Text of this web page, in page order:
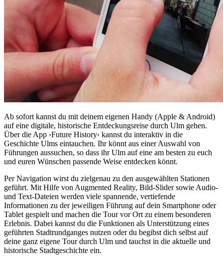
Ab sofort kannst du mit deinem eigenen Handy (Apple & Android)
auf eine digitale, historische Entdeckungsreise durch Ulm gehen.
Über die App ›Future History‹ kannst du interaktiv in die
Geschichte Ulms eintauchen. Ihr könnt aus einer Auswahl von
Führungen aussuchen, so dass ihr Ulm auf eine am besten zu euch
und euren Wünschen passende Weise entdecken könnt.
Per Navigation wirst du zielgenau zu den ausgewählten Stationen
geführt. Mit Hilfe von Augmented Reality, Bild-Slider sowie Audio-
und Text-Dateien werden viele spannende, vertiefende
Informationen zu der jeweiligen Führung auf dein Smartphone oder
Tablet gespielt und machen die Tour vor Ort zu einem besonderen
Erlebnis. Dabei kannst du die Funktionen als Unterstützung eines
geführten Stadtrundganges nutzen oder du begibst dich selbst auf
deine ganz eigene Tour durch Ulm und tauchst in die aktuelle und
historische Stadtgeschichte ein.